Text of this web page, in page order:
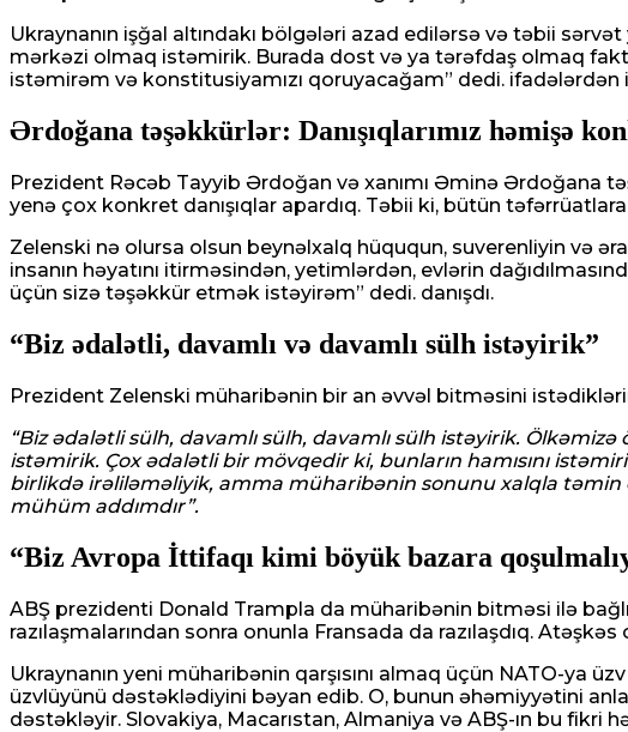
Ukraynanın işğal altındakı bölgələri azad edilərsə və təbii
mərkəzi olmaq istəmirik. Burada dost və ya tərəfdaş olmaq
istəmirəm və konstitusiyamızı qoruyacağam” dedi.
Ərdoğana təşəkkürlər: Danışıqlarımız həmişə
Prezident Rəcəb Tayyib Ərdoğan və xanımı Əminə Ərdoğana
yenə çox konkret danışıqlar apardıq. Təbii ki, bütün
Zelenski nə olursa olsun beynəlxalq hüququn, suverenliyin və
insanın həyatını itirməsindən, yetimlərdən, evlərin
üçün sizə təşəkkür etmək istəyirəm” dedi. danışdı.
“Biz ədalətli, davamlı və davamlı sülh istəyirik”
Prezident Zelenski müharibənin bir an əvvəl bitməsini
“Biz ədalətli sülh, davamlı sülh, davamlı sülh istəyirik.
istəmirik. Çox ədalətli bir mövqedir ki, bunların hamısını
birlikdə irəliləməliyik, amma müharibənin sonunu xalqla
mühüm addımdır”.
“Biz Avropa İttifaqı kimi böyük bazara
ABŞ prezidenti Donald Trampla da müharibənin bitməsi ilə bağlı
razılaşmalarından sonra onunla Fransada da razılaşdıq.
Ukraynanın yeni müharibənin qarşısını almaq üçün NATO-ya
üzvlüyünü dəstəklədiyini bəyan edib. O, bunun əhəmiyyətini
dəstəkləyir. Slovakiya, Macarıstan, Almaniya və ABŞ-ın bu fikri